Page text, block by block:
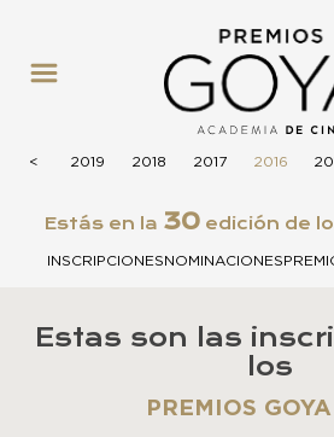
<
<
2020 2019 2018 2017 2016
Estás en la 30 edición de
INSCRIPCIONESNOMINACIONES
Estas son las
los
PREMIOS